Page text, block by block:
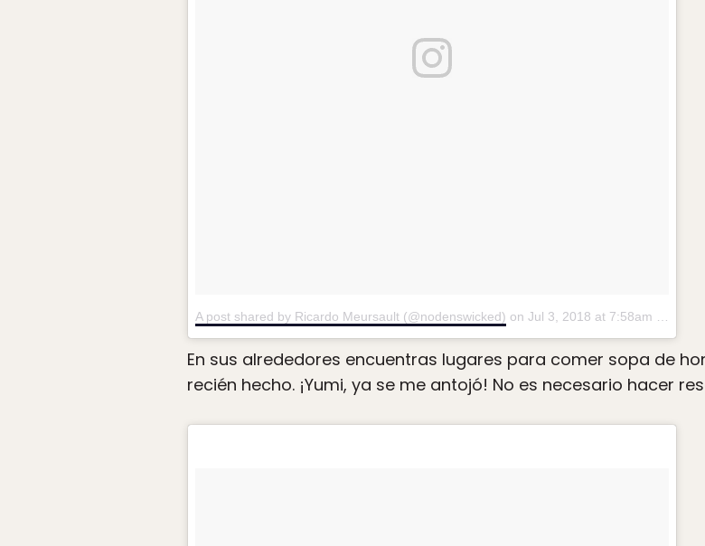
A post shared by Ricardo Meursault (@nodenswicked) on Jul 3, 2018 at 7:58am PDT
En sus alrededores encuentras lugares para comer sopa de
recién hecho. ¡Yumi, ya se me antojó! No es necesario hacer